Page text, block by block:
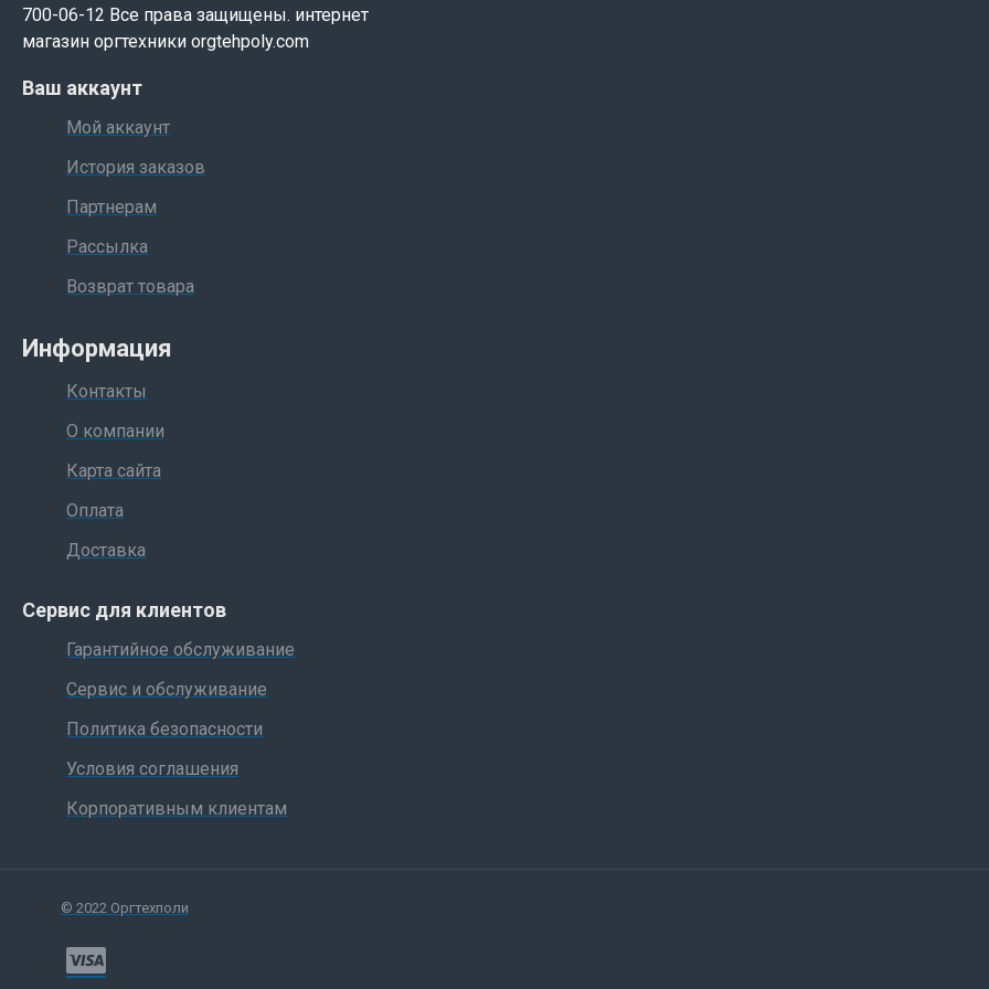
700-06-12 Все права защищены. интернет
магазин оргтехники orgtehpoly.com
Ваш аккаунт
Мой аккаунт
История заказов
Партнерам
Рассылка
Возврат товара
Информация
Контакты
О компании
Карта сайта
Оплата
Доставка
Сервис для клиентов
Гарантийное обслуживание
Сервис и обслуживание
Политика безопасности
Условия соглашения
Корпоративным клиентам
© 2022 Оргтехполи